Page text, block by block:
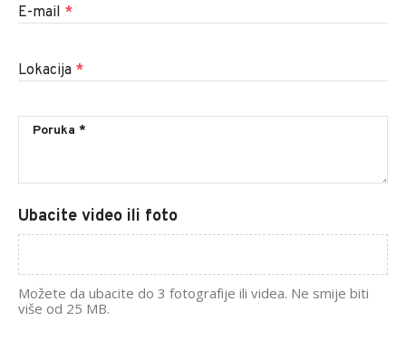
E-mail *
Lokacija *
Ubacite video ili foto
Možete da ubacite do 3 fotografije ili videa. Ne smije biti
više od 25 MB.